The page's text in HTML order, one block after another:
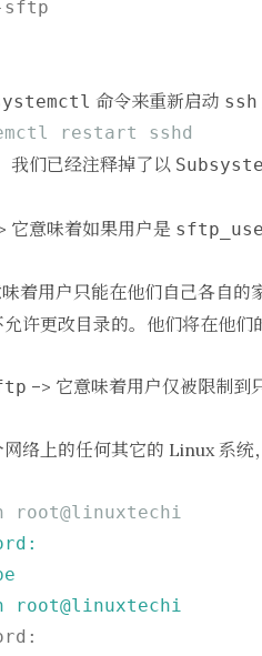
命令来重新启动 ssh
restart sshd
我们已经注释掉了以
它意味着如果用户是
着用户只能在他们自己各自
许更改目录的。他们将在他
–> 它意味着用户仅被限制到
络上的任何其它的 Linux 系统
root@linuxtechi
root@linuxtechi